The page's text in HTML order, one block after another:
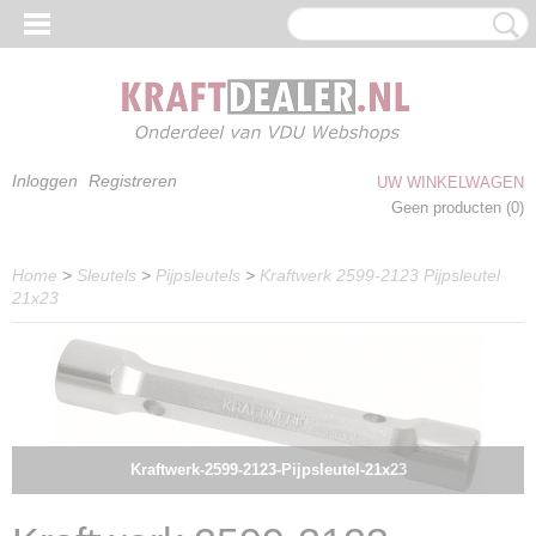
Inloggen Registreren
UW WINKELWAGEN
Geen producten (0)
Home > Sleutels > Pijpsleutels > Kraftwerk 2599-2123 Pijpsleutel
21x23
Kraftwerk-2599-2123-Pijpsleutel-21x23